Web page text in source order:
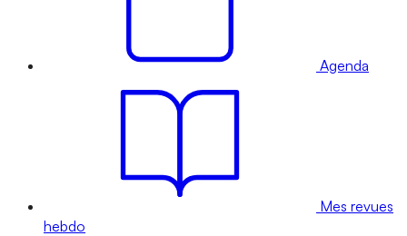
Agenda
Mes revues
hebdo